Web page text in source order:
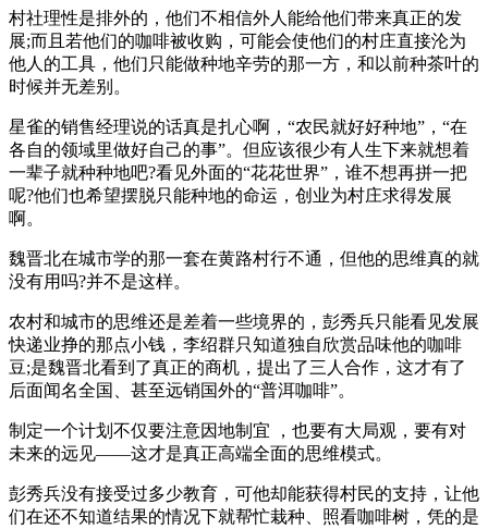
村社理性是排外的，他们不相信外人能给他们带来真正的发
展;而且若他们的咖啡被收购，可能会使他们的村庄直接沦为
他人的工具，他们只能做种地辛劳的那一方，和以前种茶叶的
时候并无差别。
星雀的销售经理说的话真是扎心啊，“农民就好好种地”，“在
各自的领域里做好自己的事”。但应该很少有人生下来就想着
一辈子就种种地吧?看见外面的“花花世界”，谁不想再拼一把
呢?他们也希望摆脱只能种地的命运，创业为村庄求得发展
啊。
魏晋北在城市学的那一套在黄路村行不通，但他的思维真的就
没有用吗?并不是这样。
农村和城市的思维还是差着一些境界的，彭秀兵只能看见发展
快递业挣的那点小钱，李绍群只知道独自欣赏品味他的咖啡
豆;是魏晋北看到了真正的商机，提出了三人合作，这才有了
后面闻名全国、甚至远销国外的“普洱咖啡”。
制定一个计划不仅要注意因地制宜 ，也要有大局观，要有对
未来的远见——这才是真正高端全面的思维模式。
彭秀兵没有接受过多少教育，可他却能获得村民的支持，让他
们在还不知道结果的情况下就帮忙栽种、照看咖啡树，凭的是